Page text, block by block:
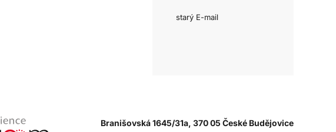
starý E-mail
Branišovská 1645/31a, 370 05 České Budějovice